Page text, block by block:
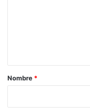
rNombre *